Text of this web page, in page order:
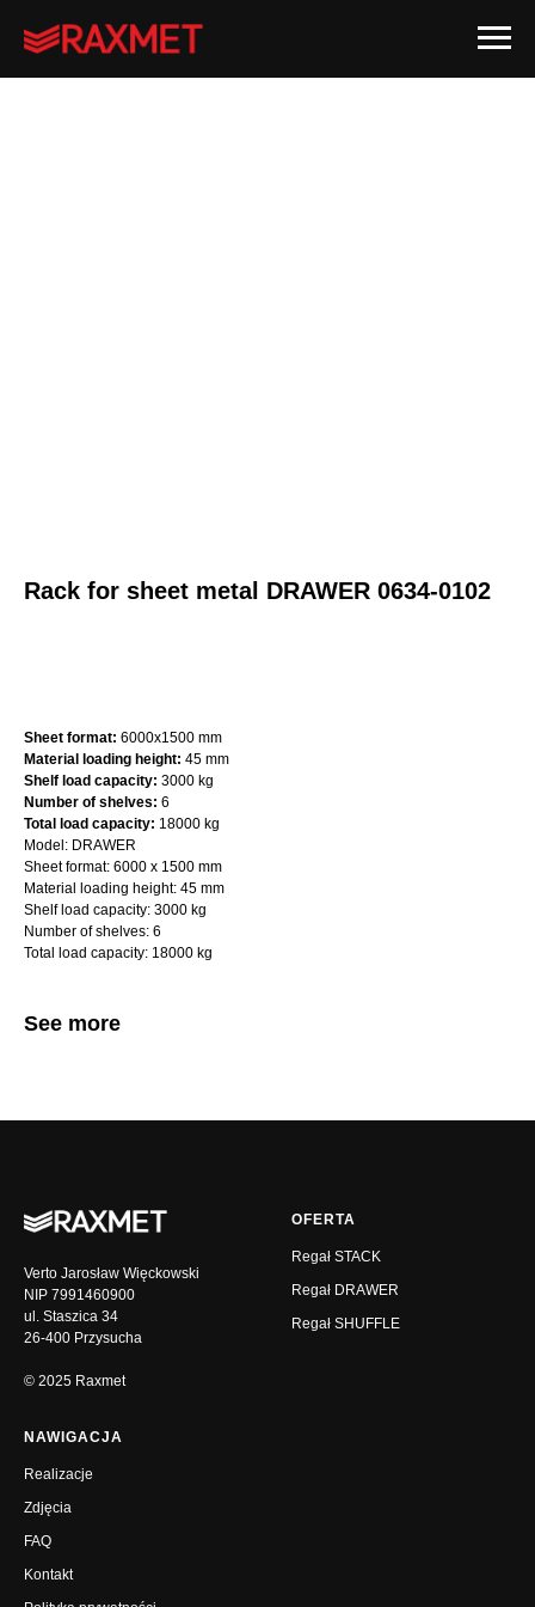
Rack for sheet metal DRAWER 0634-0102
Sheet format: 6000х1500 mm
Material loading height: 45 mm
Shelf load capacity: 3000 kg
Number of shelves: 6
Total load capacity: 18000 kg
Model: DRAWER
Sheet format: 6000 x 1500 mm
Material loading height: 45 mm
Shelf load capacity: 3000 kg
Number of shelves: 6
Total load capacity: 18000 kg
See more
Verto Jarosław Więckowski
NIP 7991460900
ul. Staszica 34
26-400 Przysucha
© 2025 Raxmet
OFERTA
Regał STACK
Regał DRAWER
Regał SHUFFLE
NAWIGACJA
Realizacje
Zdjęcia
FAQ
Kontakt